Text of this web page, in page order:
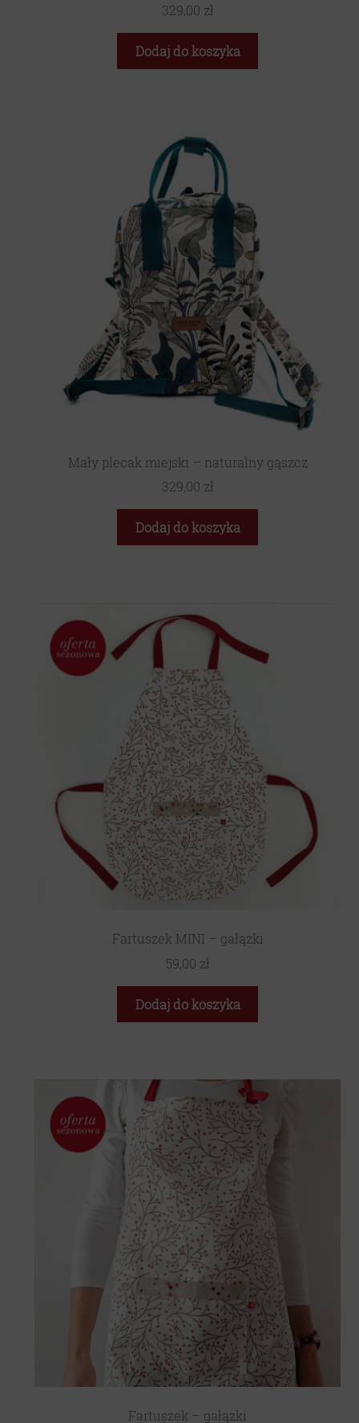
329,00 zł
Dodaj do koszyka
Mały plecak miejski – naturalny gąszcz
329,00 zł
Dodaj do koszyka
Fartuszek MINI – gałązki
59,00 zł
Dodaj do koszyka
Fartuszek – gałązki